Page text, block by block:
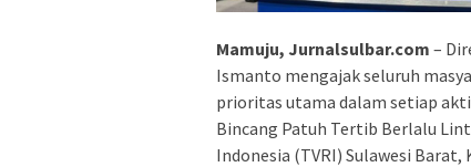
Mamuju, Jurnalsulbar.com –
Ismanto mengajak seluruh
prioritas utama dalam setiap
Bincang Patuh Tertib Berlalu
Indonesia (TVRI) Sulawesi